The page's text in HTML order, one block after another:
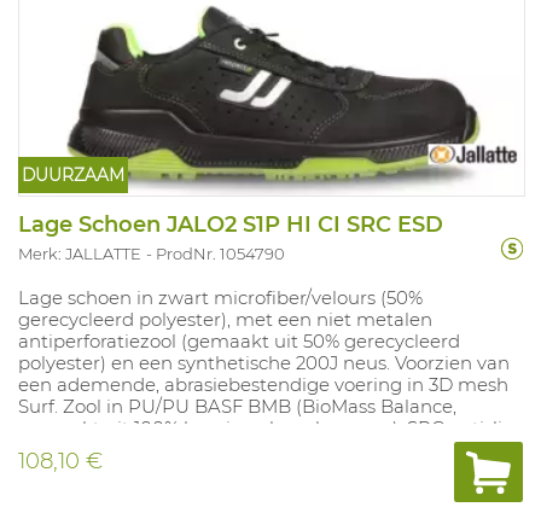
DUURZAAM
Lage Schoen JALO2 S1P HI CI SRC ESD
Merk: JALLATTE ProdNr. 1054790
Lage schoen in zwart microfiber/velours (50%
gerecycleerd polyester), met een niet metalen
antiperforatiezool (gemaakt uit 50% gerecycleerd
polyester) en een synthetische 200J neus. Voorzien van
een ademende, abrasiebestendige voering in 3D mesh
Surf. Zool in PU/PU BASF BMB (BioMass Balance,
gemaakt uit 100% hernieuwbare bronnen), SRC antislip,
bestand tegen oliën en zuren. Uitneembare
geperforeerde inlegzool Maxi-Soft Duo Green
samengesteld uit een laag PU Dynamic van BASF® met
108,10 €